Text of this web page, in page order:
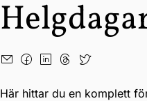
Här hittar du en komplett